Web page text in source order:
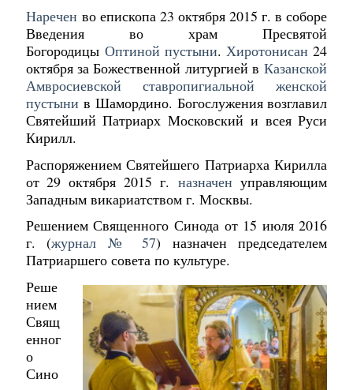
Наречен во епископа 23 октября 2015 г. в соборе
Введения во храм Пресвятой
Богородицы Оптиной пустыни.Хиротонисан 24
октября за Божественной литургией вКазанской
Амвросиевской ставропигиальной женской
пустыни в Шамордино. Богослужения возглавил
Святейший Патриарх Московский и всея Руси
Кирилл.
Распоряжением Святейшего Патриарха Кирилла
от 29 октября 2015 г. назначен управляющим
Западным викариатством г. Москвы.
Решением Священного Синода от 15 июля 2016
г. (журнал № 57) назначен председателем
Патриаршего совета по культуре.
Реше
нием
Свящ
енног
о
Сино